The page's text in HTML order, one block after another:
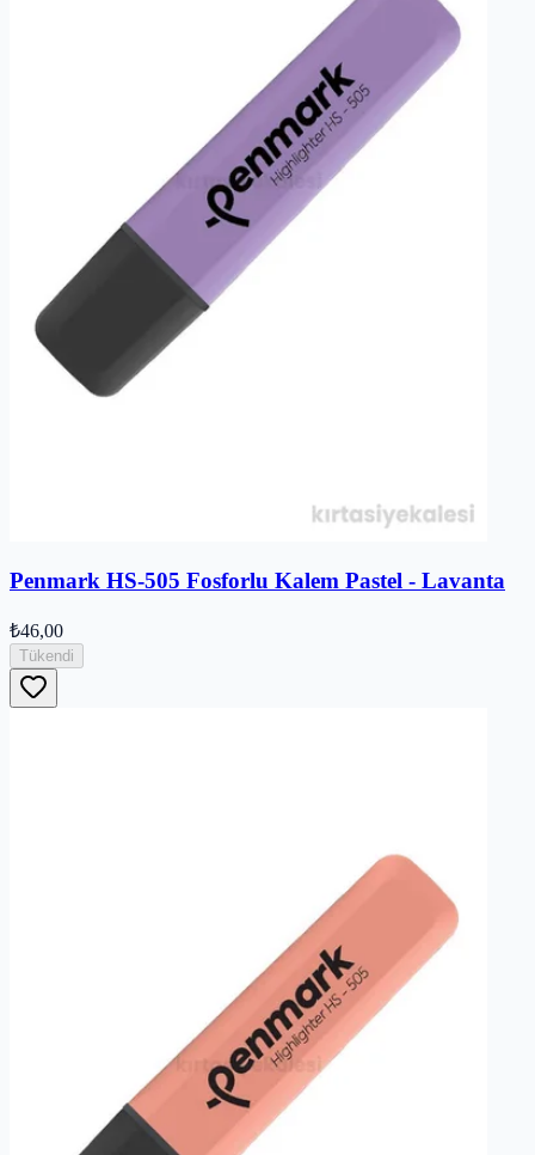
Penmark HS-505 Fosforlu Kalem Pastel - Lavanta
₺46,00
Tükendi